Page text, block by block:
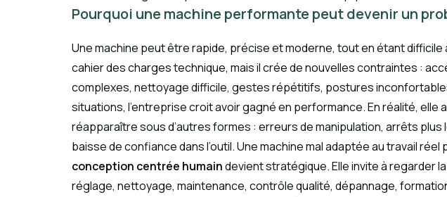
Pourquoi une machine performante peut devenir un
Une machine peut être rapide, précise et moderne, tout en étant
cahier des charges technique, mais il crée de nouvelles contraintes :
complexes, nettoyage difficile, gestes répétitifs, postures
situations, l’entreprise croit avoir gagné en performance. En réalité,
réapparaître sous d’autres formes : erreurs de manipulation, arrêts
baisse de confiance dans l’outil. Une machine mal adaptée au travail
conception centrée humaindevient stratégique. Elle invite à regarder
réglage, nettoyage, maintenance, contrôle qualité, dépannage,